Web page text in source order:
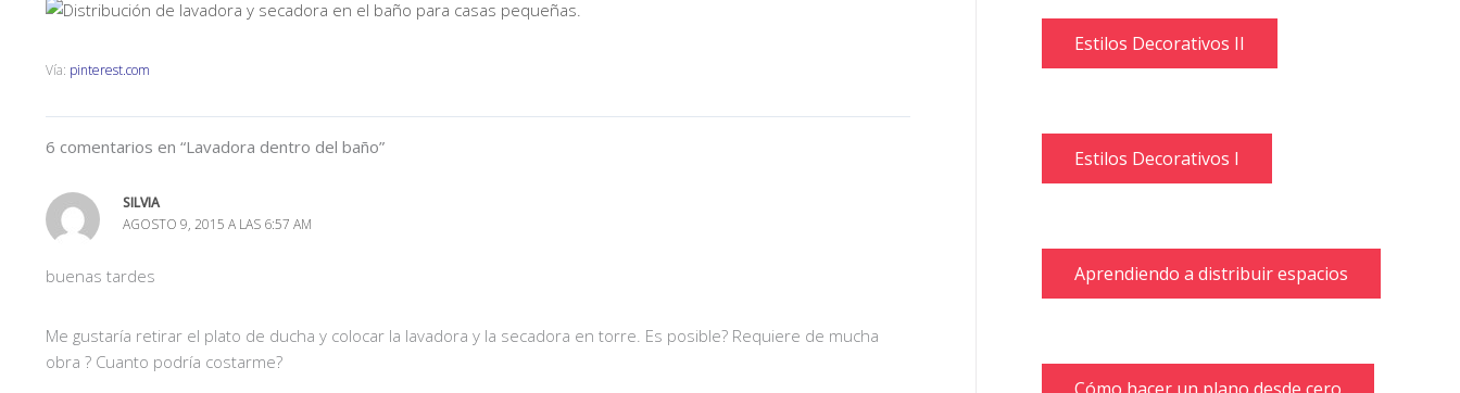
Vía: pinterest.com
6 comentarios en “Lavadora dentro del baño”
SILVIA
AGOSTO 9, 2015 A LAS 6:57 AM
buenas tardes
Me gustaría retirar el plato de ducha y colocar la lavadora y la secadora en torre. Es posible? Requiere de mucha
obra ? Cuanto podría costarme?
Estilos Decorativos II
Estilos Decorativos I
Aprendiendo a distribuir espacios